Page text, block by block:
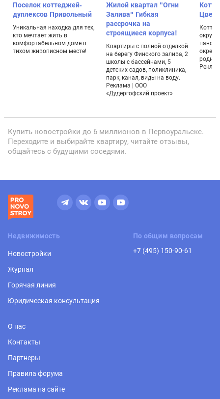
Поселок коттеджей-
дуплексов Привольный
Уникальная находка для тех,
кто мечтает жить в
комфортабельном доме в
тихом живописном месте!
Жилой квартал "Огни
Залива" Гибкая
рассрочка на
строящиеся корпуса!
Квартиры с полной отделкой
на берегу Финского залива, 2
школы с бассейнами, 5
детских садов, поликлиника,
парк, канал, виды на воду.
Реклама | ООО
«Дудергофский проект»
Купить новостройки до 6 миллионов в Первоуральске.
Переходите и выбирайте квартиру, читайте отзывы,
общайтесь с будущими соседями.
Недвижимость
Новостройки
Журнал
Горячая линия
Юридическая консультация
По общим вопросам
+7 (495) 150-90-61
О нас
Контакты
Партнеры
Правила форума
Реклама на сайте